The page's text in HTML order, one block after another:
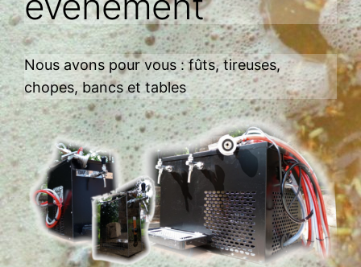
Nous avons pour vous : fûts, tireuses,
chopes, bancs et tables